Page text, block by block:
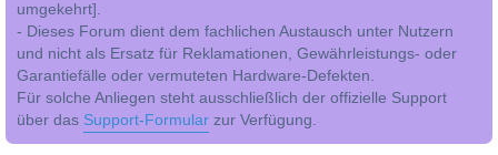
umgekehrt].
- Dieses Forum dient dem fachlichen Austausch unter Nutzern
und nicht als Ersatz für Reklamationen, Gewährleistungs- oder
Garantiefälle oder vermuteten Hardware-Defekten.
Für solche Anliegen steht ausschließlich der offizielle Support
über das Support-Formular zur Verfügung.